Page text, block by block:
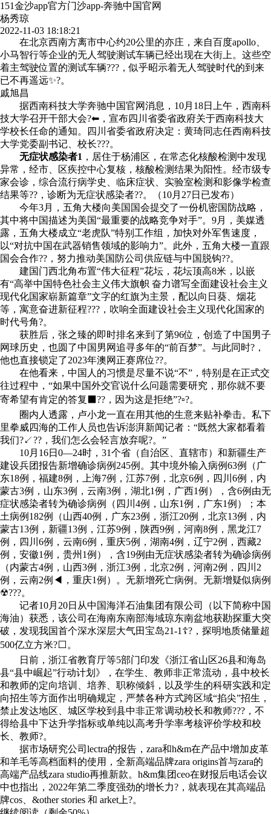
151金沙app官方门沙app-奔驰中国官网
杨秀琼
2022-11-03 18:18:21
在北京西南方离市中心约20公里的亦庄，来自百度apollo、
小马智行等企业的无人驾驶测试车辆已经出现在大街上。这些空
着主驾驶位置的测试车辆???，似乎昭示着无人驾驶时代的到来
已不再遥远✨?。
戚旭昌
据西南科技大学奔驰中国官网消息，10月18日上午，西南科
技大学召开干部大会?⬅，宣布四川省委省政府关于西南科技大
学校长任命的通知。四川省委省政府决定：黄琦同志任西南科技
大学党委副书记、校长???。
无症状感染者1 ，居住于杨浦区，在常态化核酸检测中发现
异常，经市、区疾控中心复核，核酸检测结果为阳性。经市级专
家会诊，综合流行病学史、临床症状、实验室检测和影像学检查
结果等??，诊断为无症状感染者??。（10月27日已发布）
今年3月，五角大楼向美国国会提交了一份机密国防战略，
其中将中国描述为美国“最重要的战略竞争对手”。9月，美媒透
露，五角大楼成立“老虎队”特别工作组，加快对外军售速度，
以“对抗中国在武器销售领域的影响力”。此外，五角大楼一直跟
国会合作??，努力推动美国防公司供应链与中国脱钩??。
建国门西北角布置“伟大征程”花坛，花坛顶高8米，以嵌
有“高举中国特色社会主义伟大旗帜 奋力谱写全面建设社会主义
现代化国家崭新篇章”文字的红旗为主景，配以向日葵、烟花
等，寓意奋进新征程???，吹响全面建设社会主义现代化国家的
时代号角?。
获胜后，张之臻的即时排名来到了第96位，创造了中国男子
网球历史，也圆了中国男网追寻多年的“前百梦”。与此同时?，
他也直接锁定了2023年澳网正赛席位??。
在他看来，中国人的习惯是尽量不说“不”，特别是在正式交
往过程中，“如果中国外交官说什么问题需要研究，那你就不要
寄希望有肯定的答复⬛??，因为这是拒绝”?▫?。
圈内人透露，卢小龙一直在用其他的生意来贴补拳击。私下
里拳威四海的工作人员也告诉澎湃新闻记者：“既然大家都看着
我们?↙??，我们怎么会轻言放弃呢?。”
10月16日0—24时，31个省（自治区、直辖市）和新疆生产
建设兵团报告新增确诊病例245例。其中境外输入病例63例（广
东18例，福建8例，上海7例，江苏7例，北京6例，四川6例，内
蒙古3例，山东3例，云南3例，湖北1例，广西1例），含6例由无
症状感染者转为确诊病例（四川4例，山东1例，广东1例）；本
土病例182例（山西40例，广东23例，浙江20例，北京13例，内
蒙古13例，新疆13例，江苏9例，陕西9例，河南8例，黑龙江7
例，四川6例，云南6例，重庆5例，湖南4例，辽宁2例，西藏2
例，安徽1例，贵州1例），含19例由无症状感染者转为确诊病例
（内蒙古4例，山西3例，浙江3例，北京2例，河南2例，四川2
例，云南2例◀，重庆1例）。无新增死亡病例。无新增疑似病例
☢???。
记者10月20日从中国海洋石油集团有限公司（以下简称中国
海油）获悉，该公司在海南东南部海域琼东南盆地获勘探重大突
破，发现我国首个深水深层大气田宝岛21-1☦?，探明地质储量超
500亿立方米?⬜。
日前，浙江省教育厅等5部门印发《浙江省山区26县和海岛
县“县中崛起”行动计划》，在学生、教师非正常流动，县中校长
和教师的定向培训、培养、职称倾斜，以及学生的科研实践和定
向招生等方面作出明确规定，严禁各种方式跨区域“掐尖”招生，
禁止发达地区、城区学校到县中非正常调动校长和教师???，不
得给县中下达升学指标或单纯以高考升学率考核评价学校和校
长、教师?。
据市场研究公司lectra的报告，zara和h&m在产品中增加皮革
和羊毛等高档面料的使用，全新高端品牌zara origins首与zara的
高端产品线zara studio再推新款。h&m集团ceo在财报后电话会议
中也指出，2022年第二季度强劲的增长力?，就表现在其高端品
牌cos、&other stories 和 arket上?。